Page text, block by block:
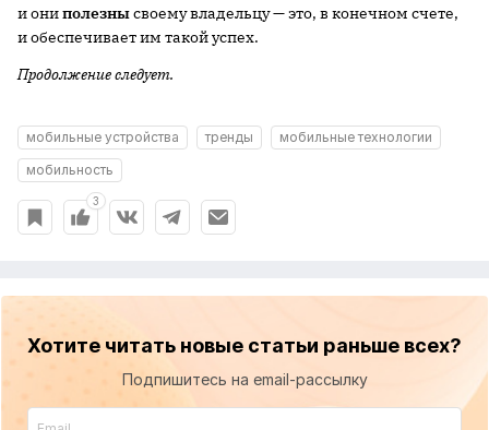
и ониполезнысвоему владельцу — это, в конечном счете,
и обеспечивает им такой успех.
Продолжение следует.
мобильные устройства тренды
мобильные технологии
мобильность
3
Хотите читать новые статьи раньше всех?
Подпишитесь на email-рассылку